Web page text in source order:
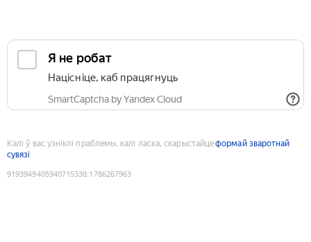
Я не робат
Націсніце, каб працягнуць
SmartCaptcha by Yandex Cloud
Калі ў вас узніклі праблемы, калі ласка, скарыстайцеформай зваротнай
сувязі
9193949405940715338:1786267963